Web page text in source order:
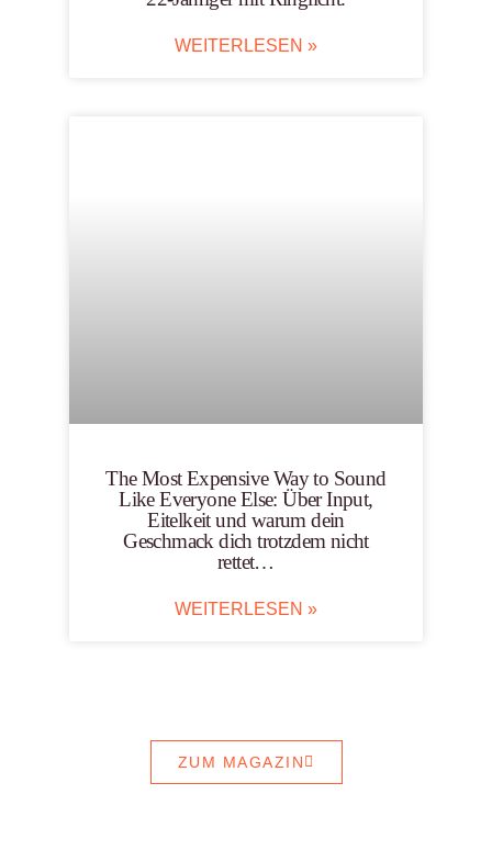
WEITERLESEN »
The Most Expensive Way to Sound
Like Everyone Else: Über Input,
Eitelkeit und warum dein
Geschmack dich trotzdem nicht
rettet…
WEITERLESEN »
ZUM MAGAZIN